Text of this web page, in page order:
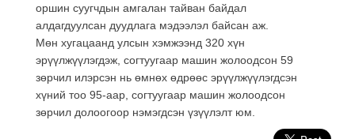
оршин суугчдын амгалан тайван байдал
алдагдуулсан дуудлага мэдээлэл байсан аж.
Мөн хугацаанд улсын хэмжээнд 320 хүн
эрүүлжүүлэгдэж, согтуугаар машин жолоодсон 59
зөрчил илэрсэн нь өмнөх өдрөөс эрүүлжүүлэгдсэн
хүний тоо 95-аар, согтуугаар машин жолоодсон
зөрчил долоогоор нэмэгдсэн үзүүлэлт юм.